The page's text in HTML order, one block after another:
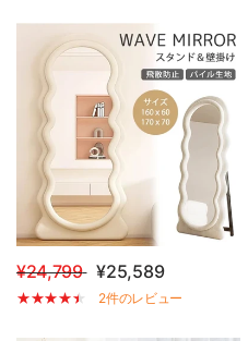
¥24,799 ¥25,589
2件のレビュー